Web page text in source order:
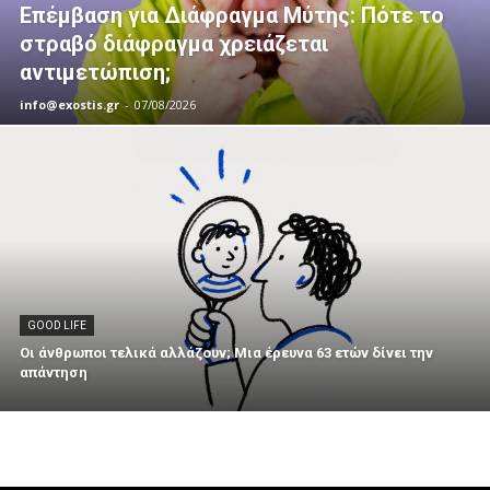
Επέμβαση για Διάφραγμα Μύτης: Πότε το
στραβό διάφραγμα χρειάζεται
αντιμετώπιση;
info@exostis.gr - 07/08/2026
GOOD LIFE
Οι άνθρωποι τελικά αλλάζουν; Μια έρευνα 63 ετών δίνει την
απάντηση